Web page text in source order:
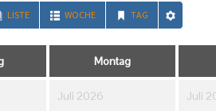
LISTE WOCHE TAG
Montag
Juli 2026 Juli